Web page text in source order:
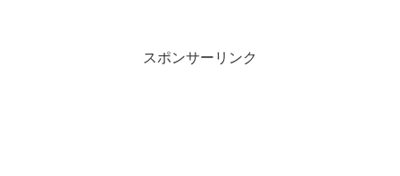
スポンサーリンク